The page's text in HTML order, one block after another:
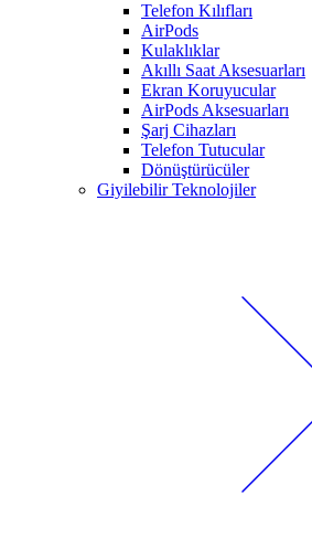
Telefon Kılıfları
AirPods
Kulaklıklar
Akıllı Saat Aksesuarları
Ekran Koruyucular
AirPods Aksesuarları
Şarj Cihazları
Telefon Tutucular
Dönüştürücüler
Giyilebilir Teknolojiler